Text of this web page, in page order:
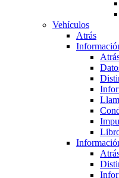
Vehículos
Atrás